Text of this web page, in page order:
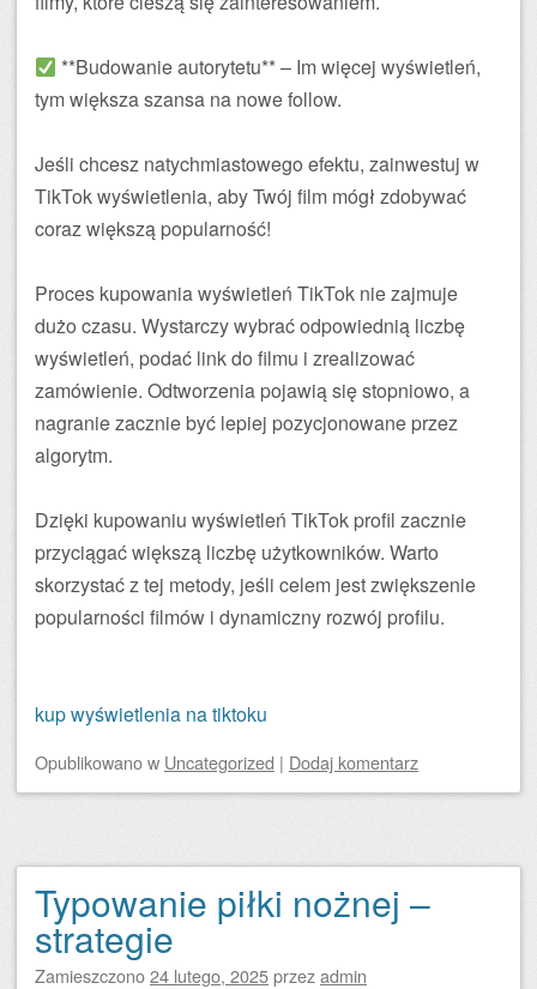
**Budowanie autorytetu** – Im więcej wyświetleń,
tym większa szansa na nowe follow.
Jeśli chcesz natychmiastowego efektu, zainwestuj w
TikTok wyświetlenia, aby Twój film mógł zdobywać
coraz większą popularność!
Proces kupowania wyświetleń TikTok nie zajmuje
dużo czasu. Wystarczy wybrać odpowiednią liczbę
wyświetleń, podać link do filmu i zrealizować
zamówienie. Odtworzenia pojawią się stopniowo, a
nagranie zacznie być lepiej pozycjonowane przez
algorytm.
Dzięki kupowaniu wyświetleń TikTok profil zacznie
przyciągać większą liczbę użytkowników. Warto
skorzystać z tej metody, jeśli celem jest zwiększenie
popularności filmów i dynamiczny rozwój profilu.
kup wyświetlenia na tiktoku
Opublikowanow Uncategorized | Dodaj komentarz
Typowanie piłki nożnej –
strategie
Zamieszczono24 lutego, 2025przezadmin